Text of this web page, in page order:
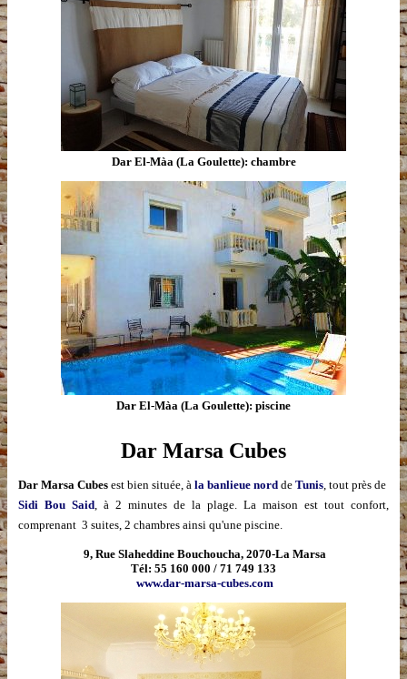
Dar El-Màa (La Goulette): chambre
Dar El-Màa (La Goulette): piscine
Dar Marsa Cubes
Dar Marsa Cubes est bien située, à la banlieue nord de Tunis, tout près de
Sidi Bou Said, à 2 minutes de la plage. La maison est tout confort,
comprenant 3 suites, 2 chambres ainsi qu'une piscine.
9, Rue Slaheddine Bouchoucha, 2070-La Marsa
Tél: 55 160 000 / 71 749 133
www.dar-marsa-cubes.com